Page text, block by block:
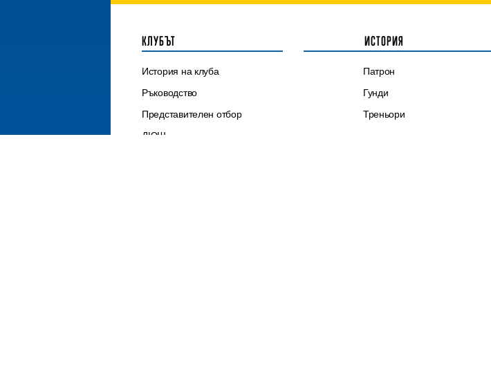
КЛУБЪТ
История на клуба
Ръководство
Представителен отбор
ДЮШ
ИСТОРИЯ
Патрон
Гунди
Треньори